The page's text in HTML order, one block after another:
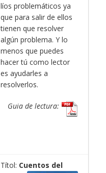
líos problemáticos ya
que para salir de ellos
tienen que resolver
algún problema. Y lo
menos que puedes
hacer tú como lector
es ayudarles a
resolverlos.
Guia de lectura:
Títol: Cuentos del